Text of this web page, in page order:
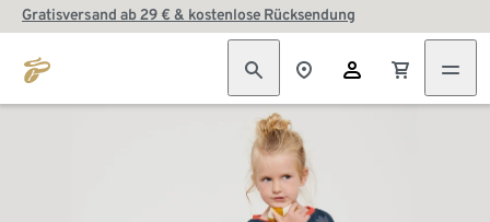
Gratisversand ab 29 € & kostenlose Rücksendung